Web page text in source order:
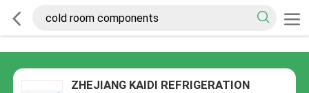
ZHEJIANG KAIDI REFRIGERATION